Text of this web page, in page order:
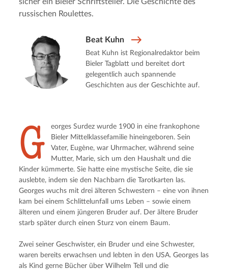
russischen Roulettes.
Beat Kuhn
Beat Kuhn ist Regionalredaktor beim
Bieler Tagblatt und bereitet dort
gelegentlich auch spannende
Geschichten aus der Geschichte auf.
G
eorges Surdez wurde 1900 in eine frankophone
Bieler Mittelklassefamilie hineingeboren. Sein
Vater, Eugène, war Uhrmacher, während seine
Mutter, Marie, sich um den Haushalt und die
Kinder kümmerte. Sie hatte eine mystische Seite, die sie
auslebte, indem sie den Nachbarn die Tarotkarten las.
Georges wuchs mit drei älteren Schwestern – eine von ihnen
kam bei einem Schlittelunfall ums Leben – sowie einem
älteren und einem jüngeren Bruder auf. Der ältere Bruder
starb später durch einen Sturz von einem Baum.
Zwei seiner Geschwister, ein Bruder und eine Schwester,
waren bereits erwachsen und lebten in den USA. Georges las
als Kind gerne Bücher über Wilhelm Tell und die